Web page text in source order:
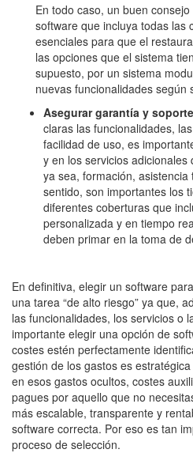
En todo caso, un buen
software que incluya todas las
esenciales para que el
las opciones que el sistema
supuesto, por un sistema
nuevas funcionalidades según
Asegurar garantía y soporte
claras las funcionalidades,
facilidad de uso, es
y en los servicios
ya sea, formación,
sentido, son importantes los
diferentes coberturas que
personalizada y en tiempo
deben primar en la toma de
En definitiva, elegir un software
una tarea “de alto riesgo” ya que,
las funcionalidades, los servicios o
importante elegir una opción de
costes estén perfectamente
gestión de los gastos es
en esos gastos ocultos, costes
pagues por aquello que no
más escalable, transparente y
software correcta. Por eso es tan
proceso de selección.